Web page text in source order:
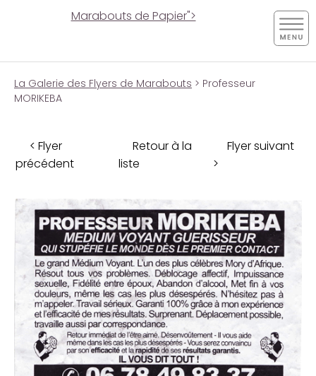
Marabouts de Papier">
La Galerie des Flyers de Marabouts > Professeur
MORIKEBA
< Flyer
précédent
Retour à la
liste
Flyer suivant
>